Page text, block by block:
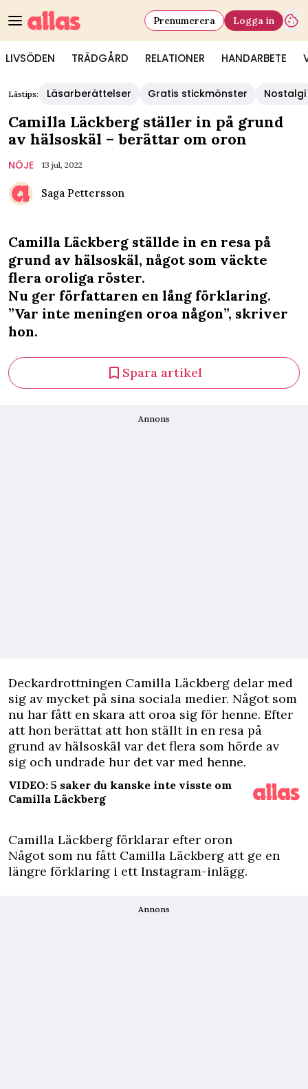
LIVSÖDEN TRÄDGÅRD RELATIONER HANDARBETE
Prenumerera Logga in
Lästips: Läsarberättelser Gratis stickmönster Nostalgi
Camilla Läckberg ställer in på grund
av hälsoskäl – berättar om oron
NÖJE 13 jul, 2022
Saga Pettersson
Camilla Läckberg ställde in en resa på
grund av hälsoskäl, något som väckte
flera oroliga röster.
Nu ger författaren en lång förklaring.
”Var inte meningen oroa någon”, skriver
hon.
Spara artikel
Annons
Deckardrottningen Camilla Läckberg delar med
sig av mycket på sina sociala medier. Något som
nu har fått en skara att oroa sig för henne. Efter
att hon berättat att hon ställt in en resa på
grund av hälsoskäl var det flera som hörde av
sig och undrade hur det var med henne.
VIDEO: 5 saker du kanske inte visste om
Camilla Läckberg
Camilla Läckberg förklarar efter oron
Något som nu fått Camilla Läckberg att ge en
längre förklaring i ett Instagram-inlägg.
Annons